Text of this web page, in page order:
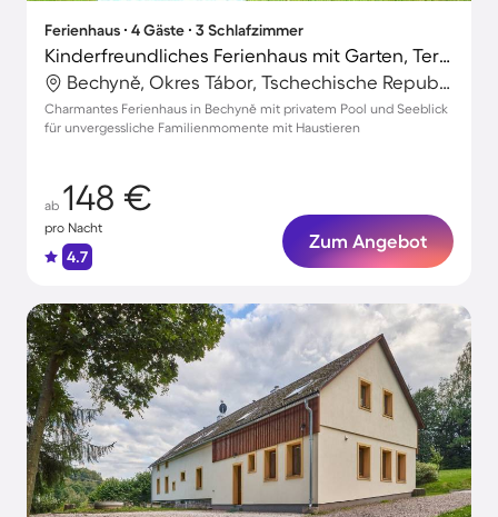
Ferienhaus ∙ 4 Gäste ∙ 3 Schlafzimmer
Kinderfreundliches Ferienhaus mit Garten, Terrasse und privatem Pool | Seeblick | Hunde erlaubt
Bechyně, Okres Tábor, Tschechische Republik
Charmantes Ferienhaus in Bechyně mit privatem Pool und Seeblick
für unvergessliche Familienmomente mit Haustieren
ab 148 €
pro Nacht
4.7
Zum Angebot